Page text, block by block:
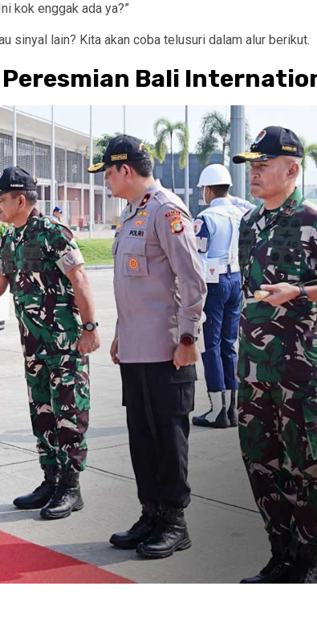
kok enggak ada ya?”
sinyal lain? Kita akan coba telusuri dalam alur berikut.
Bali